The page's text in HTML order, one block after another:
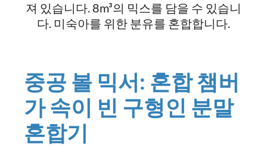
져 있습니다. 8m³의 믹스를 담을 수 있습니
다. 미숙아를 위한 분유를 혼합합니다.
중공 볼 믹서: 혼합 챔버
가 속이 빈 구형인 분말
혼합기